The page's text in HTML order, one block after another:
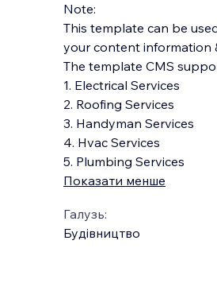
Note:
This template can be
your content information
The template CMS
1. Electrical Services
2. Roofing Services
3. Handyman Services
4. Hvac Services
5. Plumbing Services
Показати менше
Галузь:
Будівництво